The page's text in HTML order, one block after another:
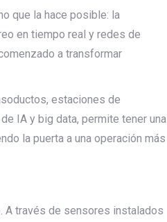
que la hace posible: la
en tiempo real y redes de
a transformar
estaciones de
IA y big data, permite tener una
la puerta a una operación más
A través de sensores instalados